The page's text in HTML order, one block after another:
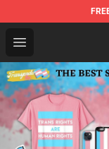
Open menu
Transgender